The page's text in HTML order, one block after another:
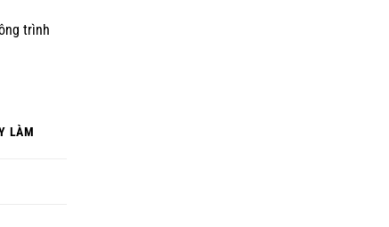
trình
LÀM